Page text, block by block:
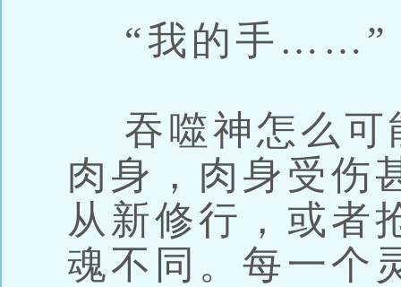
“我的手……”
吞噬神怎么可
肉身，肉身受伤
从新修行，或者
魂不同。每一个